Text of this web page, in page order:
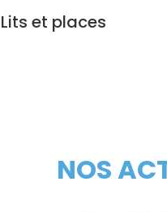
Lits et places
NOS